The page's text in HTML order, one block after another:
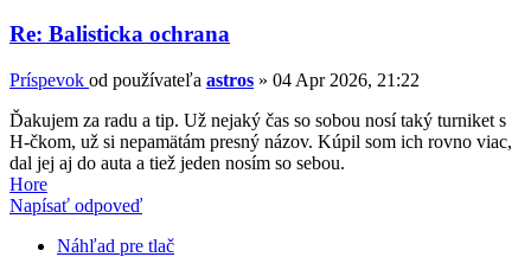
Re: Balisticka ochrana
Príspevok od používateľa astros » 04 Apr 2026, 21:22
Ďakujem za radu a tip. Už nejaký čas so sobou nosí taký turniket s
H-čkom, už si nepamätám presný názov. Kúpil som ich rovno viac,
dal jej aj do auta a tiež jeden nosím so sebou.
Hore
Napísať odpoveď
Náhľad pre tlač